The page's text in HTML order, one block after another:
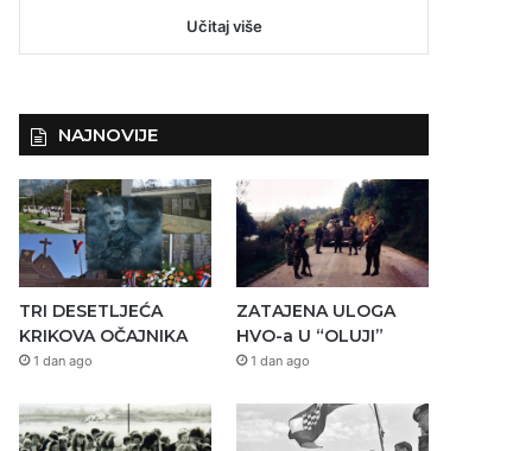
Učitaj više
NAJNOVIJE
TRI DESETLJEĆA
KRIKOVA OČAJNIKA
1 dan ago
ZATAJENA ULOGA
HVO-a U “OLUJI”
1 dan ago